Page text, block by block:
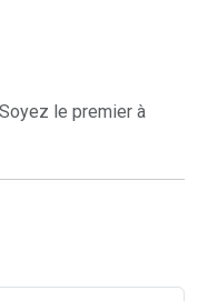
le premier à